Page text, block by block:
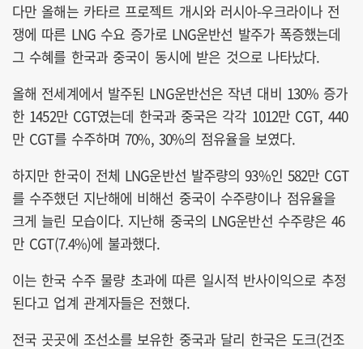
다만 올해는 카타르 프로젝트 개시와 러시아-우크라이나 전
쟁에 따른 LNG 수요 증가로 LNG운반선 발주가 폭증했는데
그 수혜를 한국과 중국이 동시에 받은 것으로 나타났다.
올해 전세계에서 발주된 LNG운반선은 작년 대비 130% 증가
한 1452만 CGT였는데 한국과 중국은 각각 1012만 CGT, 440
만 CGT를 수주하며 70%, 30%의 점유율을 보였다.
하지만 한국이 전체 LNG운반선 발주량의 93%인 582만 CGT
를 수주했던 지난해에 비해선 중국이 수주량이나 점유율을
크게 늘린 모습이다. 지난해 중국의 LNG운반선 수주량은 46
만 CGT(7.4%)에 불과했다.
이는 한국 수주 물량 초과에 따른 일시적 반사이익으로 추정
된다고 업계 관계자들은 전했다.
전국 곳곳에 조선소를 보유한 중국과 달리 한국은 도크(건조